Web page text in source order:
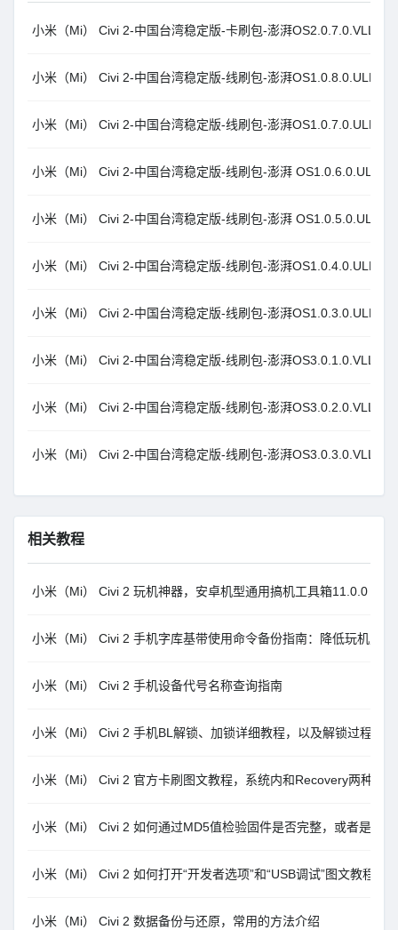
小米（Mi） Civi 2-中国台湾稳定版-卡刷包-澎湃
小米（Mi） Civi 2-中国台湾稳定版-线刷包-澎湃
小米（Mi） Civi 2-中国台湾稳定版-线刷包-澎湃
小米（Mi） Civi 2-中国台湾稳定版-线刷包-澎湃
小米（Mi） Civi 2-中国台湾稳定版-线刷包-澎湃
小米（Mi） Civi 2-中国台湾稳定版-线刷包-澎湃
小米（Mi） Civi 2-中国台湾稳定版-线刷包-澎湃
小米（Mi） Civi 2-中国台湾稳定版-线刷包-澎湃
小米（Mi） Civi 2-中国台湾稳定版-线刷包-澎湃
小米（Mi） Civi 2-中国台湾稳定版-线刷包-澎湃
相关教程
小米（Mi） Civi 2 玩机神器，安卓机型通用搞机工具箱11.0.0
小米（Mi） Civi 2 手机字库基带使用命令备份指南：降低玩机风险
小米（Mi） Civi 2 手机设备代号名称查询指南
小米（Mi） Civi 2 手机BL解锁、加锁详细教程，以及解锁过程中
小米（Mi） Civi 2 官方卡刷图文教程，系统内和Recovery两种方
小米（Mi） Civi 2 如何通过MD5值检验固件是否完整，或者是否
小米（Mi） Civi 2 如何打开“开发者选项”和“USB调试”图文教程
小米（Mi） Civi 2 数据备份与还原，常用的方法介绍